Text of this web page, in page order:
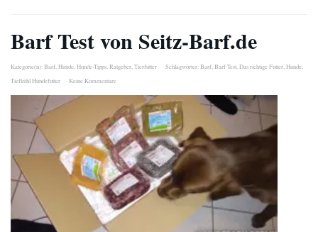
Barf Test von Seitz-Barf.de
Kategorie(n):Barf Hunde Hunde-Tipps Ratgeber Tierfutter Schlagwörter:Barf Barf Test Das richtige Futter Hunde
Tiefkühl Hundefutter
Keine Kommentare